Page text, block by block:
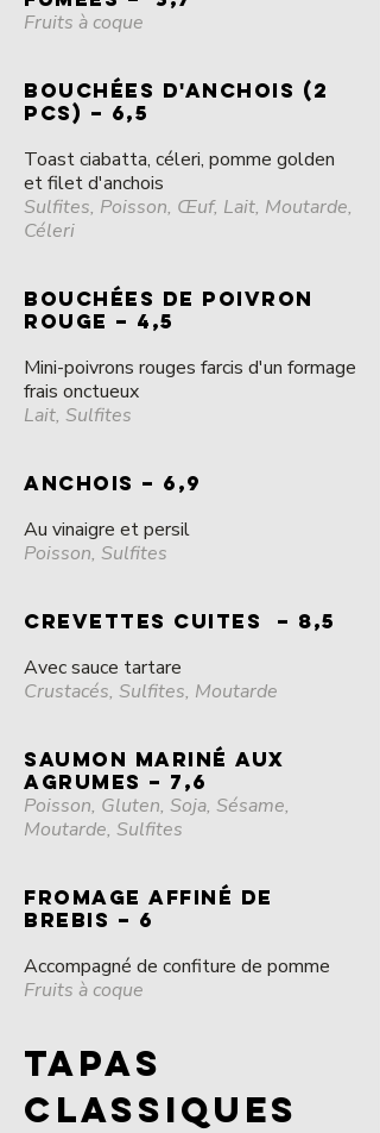
Fruits à coque
BOUCHÉES D'ANCHOIS (2
pcs) – 6,5
Toast ciabatta, céleri, pomme golden
et filet d'anchois
Sulfites, Poisson, Œuf, Lait, Moutarde,
Céleri
BOUCHÉES DE POIVRON
ROUGE – 4,5
Mini-poivrons rouges farcis d'un formage
frais onctueux
Lait, Sulfites
ANCHOIS – 6,9
Au vinaigre et persil
Poisson, Sulfites
CREVETTES CUITES – 8,5
Avec sauce tartare
Crustacés, Sulfites, Moutarde
SAUMON MARINÉ Aux
agrumes – 7,6
Poisson, Gluten, Soja, Sésame,
Moutarde, Sulfites
FROMAGE AFFINÉ DE
BREBIS – 6
Accompagné de confiture de pomme
Fruits à coque
TAPAS
CLASSIQUES